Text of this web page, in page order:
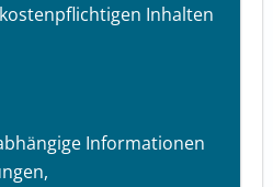
Inhalten
Informationen